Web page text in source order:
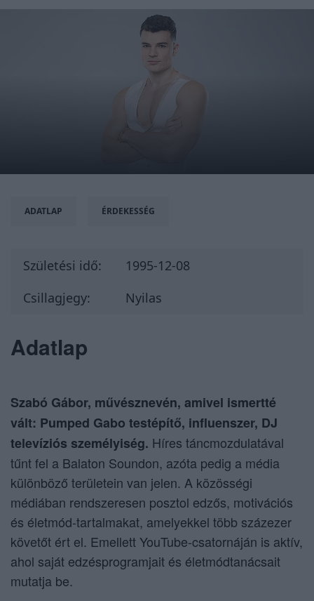
ADATLAP ÉRDEKESSÉG
Születési idő:
1995-12-08
Csillagjegy:
Nyilas
Adatlap
Szabó Gábor, művésznevén, amivel ismertté
vált: Pumped Gabo testépítő, influenszer, DJ
televíziós személyiség. Híres táncmozdulatával
tűnt fel a Balaton Soundon, azóta pedig a média
különböző területein van jelen. A közösségi
médiában rendszeresen posztol edzős, motivációs
és életmód-tartalmakat, amelyekkel több százezer
követőt ért el. Emellett YouTube-csatornáján is aktív,
ahol saját edzésprogramjait és életmódtanácsait
mutatja be.